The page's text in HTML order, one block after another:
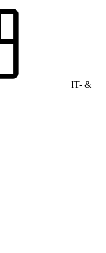
IT- &